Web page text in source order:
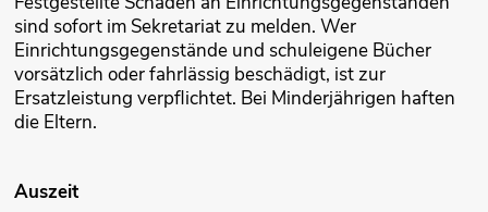
sind sofort im Sekretariat zu melden. Wer
Einrichtungsgegenstände und schuleigene Bücher
vorsätzlich oder fahrlässig beschädigt, ist zur
Ersatzleistung verpflichtet. Bei Minderjährigen haften
die Eltern.
Auszeit